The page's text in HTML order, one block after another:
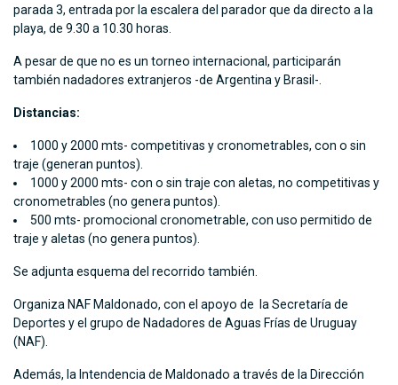
parada 3, entrada por la escalera del parador que da directo a la
playa, de 9.30 a 10.30 horas.
A pesar de que no es un torneo internacional, participarán
también nadadores extranjeros -de Argentina y Brasil-.
Distancias:
1000 y 2000 mts- competitivas y cronometrables, con o sin
traje (generan puntos).
1000 y 2000 mts- con o sin traje con aletas, no competitivas y
cronometrables (no genera puntos).
500 mts- promocional cronometrable, con uso permitido de
traje y aletas (no genera puntos).
Se adjunta esquema del recorrido también.
Organiza NAF Maldonado, con el apoyo de la Secretaría de
Deportes y el grupo de Nadadores de Aguas Frías de Uruguay
(NAF).
Además, la Intendencia de Maldonado a través de la Dirección